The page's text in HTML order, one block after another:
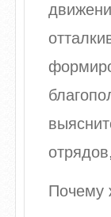
Почему